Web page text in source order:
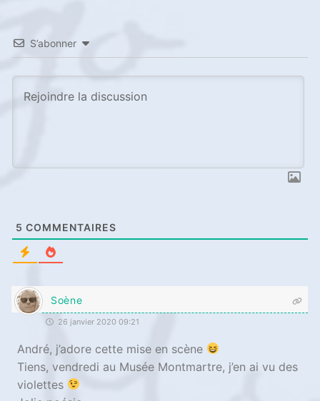
S’abonner
5 COMMENTAIRES
Soène
26 janvier 2020 09:21
André, j’adore cette mise en scène
Tiens, vendredi au Musée Montmartre, j’en ai vu des
violettes